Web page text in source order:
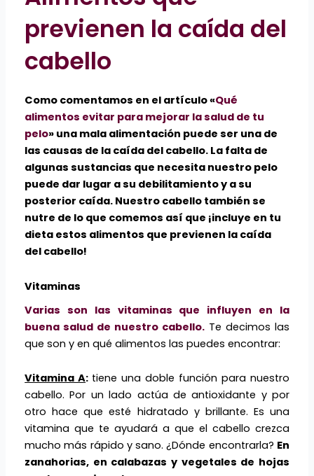
previenen la caída del
cabello
Como comentamos en el artículo «Qué
alimentos evitar para mejorar la salud de tu
pelo» una mala alimentación puede ser una de
las causas de la caída del cabello. La falta de
algunas sustancias que necesita nuestro pelo
puede dar lugar a su debilitamiento y a su
posterior caída. Nuestro cabello también se
nutre de lo que comemos así que ¡incluye en tu
dieta estos alimentos que previenen la caída
del cabello!
Vitaminas
Varias son las vitaminas que influyen en la
buena salud de nuestro cabello.Te decimos las
que son y en qué alimentos las puedes encontrar:
Vitamina A: tiene una doble función para nuestro
cabello. Por un lado actúa de antioxidante y por
otro hace que esté hidratado y brillante. Es una
vitamina que te ayudará a que el cabello crezca
mucho más rápido y sano. ¿Dónde encontrarla? En
zanahorias, en calabazas y vegetales de hojas